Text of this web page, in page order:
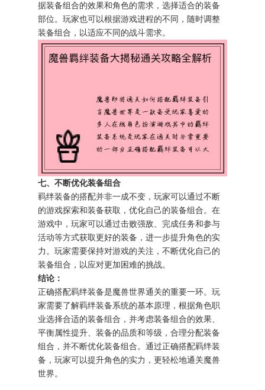
据装备组合的效果和角色的需求，选择适合的装备
部位。玩家也可以根据游戏进程的不同，随时调整
装备组合，以适应不同的战斗需求。
七、不断优化装备组合
羁绊装备的搭配并非一成不变，玩家可以通过不断
的游戏探索和装备获取，优化自己的装备组合。在
游戏中，玩家可以通过击败强敌、完成任务和参与
活动等方式获取更好的装备，进一步提升角色的实
力。玩家需要保持对游戏的关注，不断优化自己的
装备组合，以应对更加困难的挑战。
结论：
正确搭配羁绊装备是魔兽世界通关的重要一环。玩
家需要了解羁绊装备系统的基本原理，根据角色职
业选择合适的装备组合，并考虑装备组合的效果、
平衡属性提升、装备的品质和等级，合理分配装备
组合，并不断优化装备组合。通过正确搭配羁绊装
备，玩家可以提升角色的实力，更轻松地通关魔兽
世界。